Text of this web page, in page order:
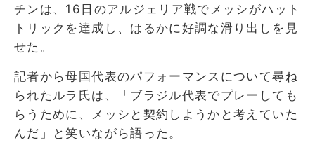
チンは、16日のアルジェリア戦でメッシがハット
トリックを達成し、はるかに好調な滑り出しを見
せた。
記者から母国代表のパフォーマンスについて尋ね
られたルラ氏は、「ブラジル代表でプレーしても
らうために、メッシと契約しようかと考えていた
んだ」と笑いながら語った。